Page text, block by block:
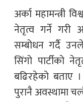
अर्का महामन्त्री
नेतृत्व गर्ने गरी
सम्बोधन गर्दै
सिंगो पार्टीको
बढिरहेको बताए
पुरानै अवस्थामा